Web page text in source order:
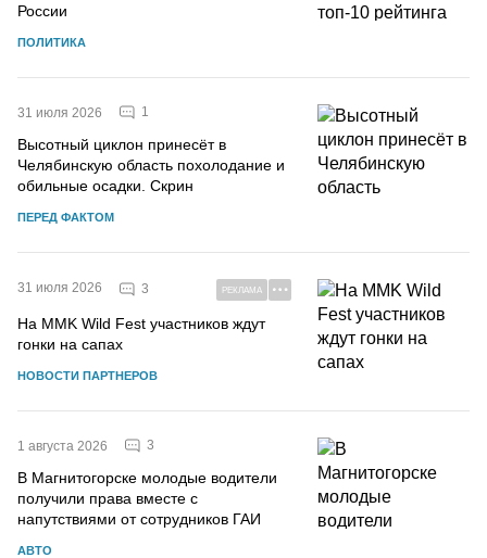
России
ПОЛИТИКА
31 июля 2026 1
Высотный циклон принесёт в
Челябинскую область похолодание и
обильные осадки. Скрин
ПЕРЕД ФАКТОМ
31 июля 2026 3 РЕКЛАМА
На MMK Wild Fest участников ждут
гонки на сапах
НОВОСТИ ПАРТНЕРОВ
1 августа 2026 3
В Магнитогорске молодые водители
получили права вместе с
напутствиями от сотрудников ГАИ
АВТО